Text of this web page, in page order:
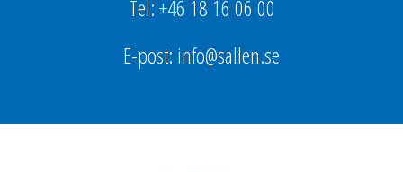
Tel: +46 18 16 06 00
E-post: info@sallen.se